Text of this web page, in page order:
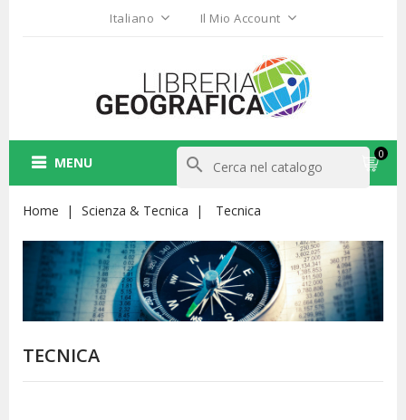
Italiano Il Mio Account
0
MENU search
Home Scienza & Tecnica Tecnica
TECNICA